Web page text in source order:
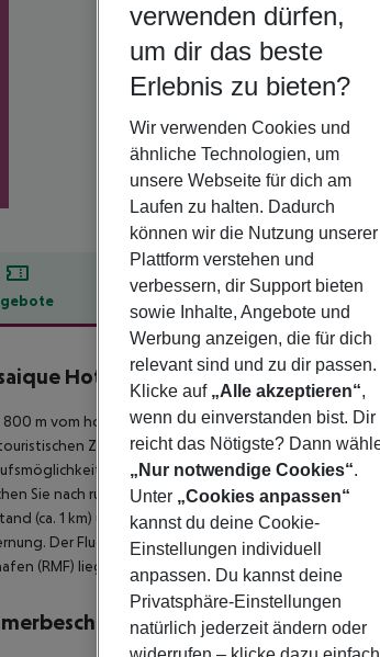
Hotelbeschreibung
Hotel El Gouna
4
800 m vom hoteleigenen Sandstrand entfernt
Zentrum sind es ca. 1 km. Die Stadt
liegen ca. 2 km vom Hotel, ein
Sie nach rund 1 km. Unterhaltungsangebote wie
(ca. 1 km) und eine Bushaltestelle (ca. 2 km
Der Flughafen (HRG) ist ca. 40 km entfernt.
(RMF) liegt in etwa 250 km Entfernung.
verwenden dürfen,
um dir das beste
Erlebnis zu bieten?
Wir verwenden Cookies und
ähnliche Technologien, um
unsere Webseite für dich am
Laufen zu halten. Dadurch
können wir die Nutzung unserer
Plattform verstehen und
verbessern, dir Support bieten
sowie Inhalte, Angebote und
Werbung anzeigen, die für dich
relevant sind und zu dir passen.
Klicke auf „Alle akzeptieren“,
wenn du einverstanden bist. Dir
reicht das Nötigste? Dann
„Nur notwendige Cookies“.
Unter „Cookies anpassen“
kannst du deine Cookie-
Einstellungen individuell
anpassen. Du kannst deine
Privatsphäre-Einstellungen
natürlich jederzeit ändern oder